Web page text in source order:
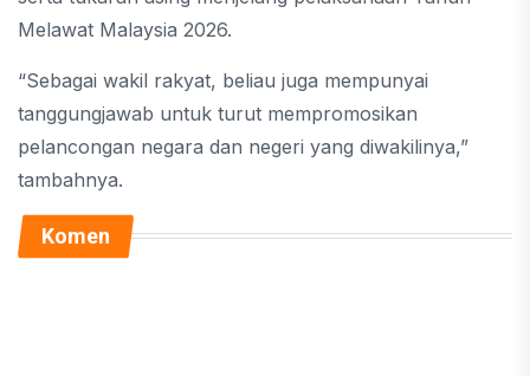
Melawat Malaysia 2026.
“Sebagai wakil rakyat, beliau juga mempunyai
tanggungjawab untuk turut mempromosikan
pelancongan negara dan negeri yang diwakilinya,”
tambahnya.
Komen